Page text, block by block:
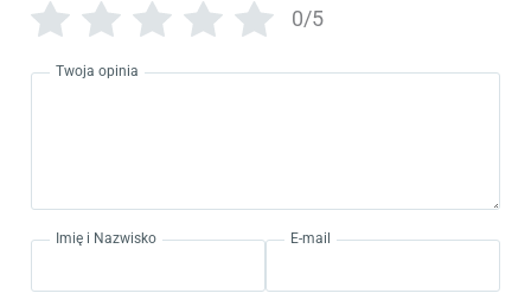
0/5
Twoja opinia
Imię i Nazwisko E-mail